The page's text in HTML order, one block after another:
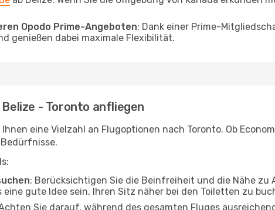
Opodo Prime-Angeboten: Dank einer Prime-
genießen dabei maximale Flexibilität.
- Toronto anfliegen
eine Vielzahl an Flugoptionen nach Toronto. Ob
: Berücksichtigen Sie die Beinfreiheit und die Nähe zu
eine gute Idee sein, Ihren Sitz näher bei den Toiletten zu
Sie darauf, während des gesamten Fluges